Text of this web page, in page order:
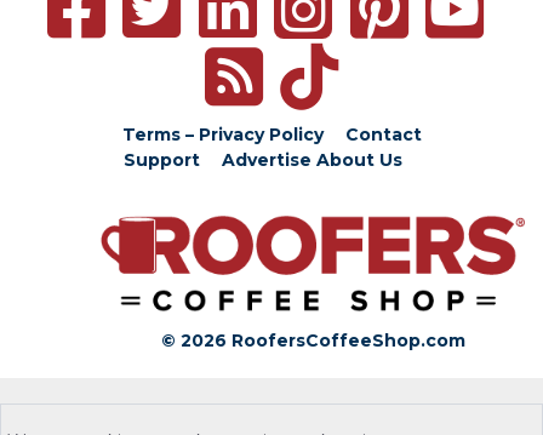
Terms – Privacy Policy
Contact
Support
Advertise About Us
© 2026 RoofersCoffeeShop.com